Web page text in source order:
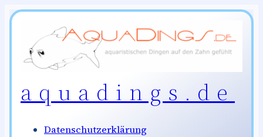
Zum
springen
aquadings.de
Datenschutzerklärung